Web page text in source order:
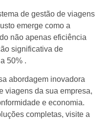
de gestão de viagens
emerge como a
não apenas eficiência
significativa de
50% .
abordagem inovadora
viagens da sua empresa,
e economia.
completas, visite a